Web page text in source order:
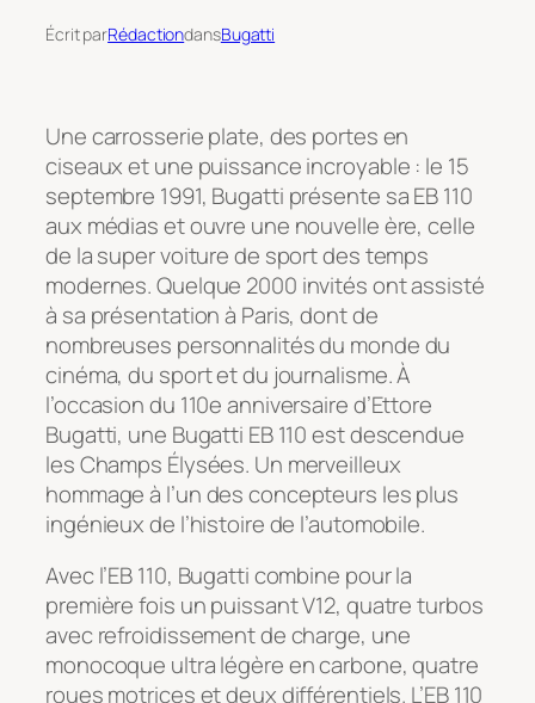
Écrit parRédactiondansBugatti
Une carrosserie plate, des portes en
ciseaux et une puissance incroyable : le 15
septembre 1991, Bugatti présente sa EB 110
aux médias et ouvre une nouvelle ère, celle
de la super voiture de sport des temps
modernes. Quelque 2000 invités ont assisté
à sa présentation à Paris, dont de
nombreuses personnalités du monde du
cinéma, du sport et du journalisme. À
l’occasion du 110e anniversaire d’Ettore
Bugatti, une Bugatti EB 110 est descendue
les Champs Élysées. Un merveilleux
hommage à l’un des concepteurs les plus
ingénieux de l’histoire de l’automobile.
Avec l’EB 110, Bugatti combine pour la
première fois un puissant V12, quatre turbos
avec refroidissement de charge, une
monocoque ultra légère en carbone, quatre
roues motrices et deux différentiels. L’EB 110